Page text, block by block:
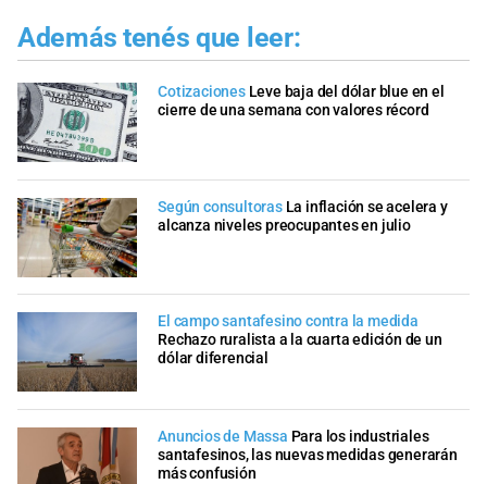
Además tenés que leer:
Cotizaciones Leve baja del dólar blue en el
cierre de una semana con valores récord
Según consultoras La inflación se acelera y
alcanza niveles preocupantes en julio
El campo santafesino contra la medida
Rechazo ruralista a la cuarta edición de un
dólar diferencial
Anuncios de Massa Para los industriales
santafesinos, las nuevas medidas generarán
más confusión